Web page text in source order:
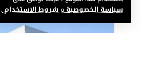
سياسة الخصوصيةو شروط الاستخدام.